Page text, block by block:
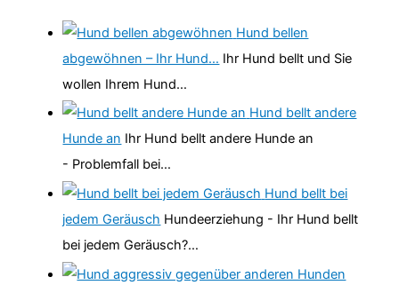
Hund bellen
abgewöhnen – Ihr Hund… Ihr Hund bellt und Sie
wollen Ihrem Hund…
Hund bellt andere
Hunde an Ihr Hund bellt andere Hunde an
- Problemfall bei…
Hund bellt bei
jedem Geräusch Hundeerziehung - Ihr Hund bellt
bei jedem Geräusch?…